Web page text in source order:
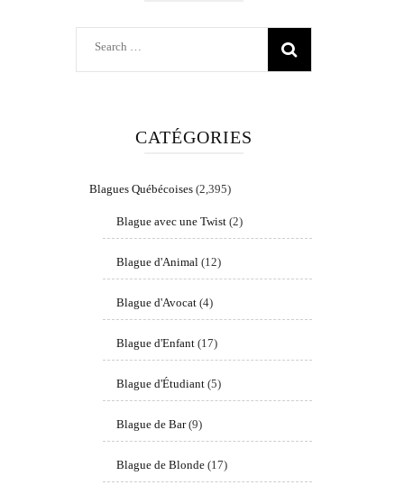
Search
CATÉGORIES
Blagues Québécoises(2,395)
Blague avec une Twist(2)
Blague d'Animal(12)
Blague d'Avocat(4)
Blague d'Enfant(17)
Blague d'Étudiant(5)
Blague de Bar(9)
Blague de Blonde(17)